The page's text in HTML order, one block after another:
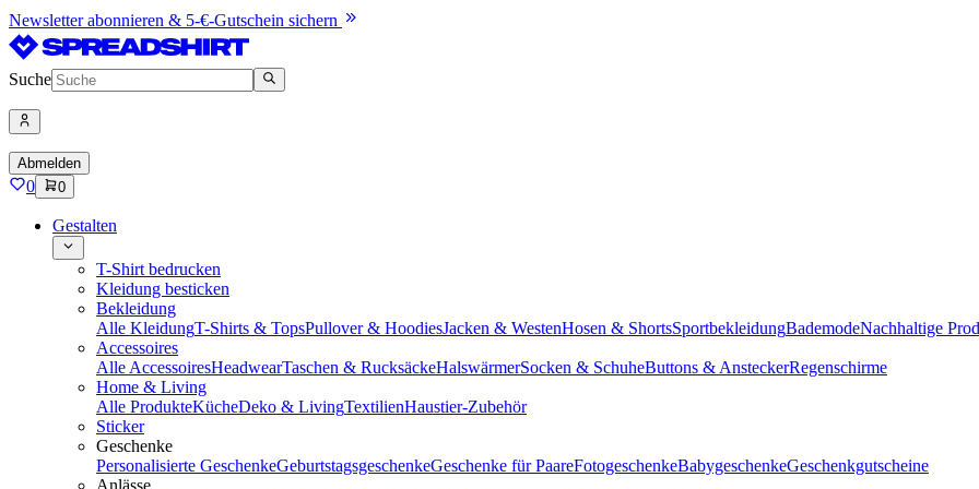
Newsletter abonnieren & 5-€-Gutschein sichern
Suche
Abmelden
0 0
Gestalten
T-Shirt bedrucken
Kleidung besticken
Bekleidung
Alle KleidungT-Shirts & TopsPullover & HoodiesJacken & WestenHosen & ShortsSportbekleidungBademodeNachhaltige
Accessoires
Alle AccessoiresHeadwearTaschen & RucksäckeHalswärmerSocken & SchuheButtons & AnsteckerRegenschirme
Home & Living
Alle ProdukteKücheDeko & LivingTextilienHaustier-Zubehör
Sticker
Geschenke
Personalisierte GeschenkeGeburtstagsgeschenkeGeschenke für PaareFotogeschenkeBabygeschenkeGeschenkgutscheine